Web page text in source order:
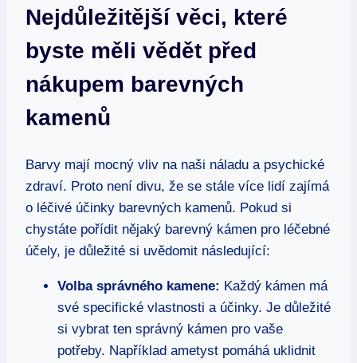
Nejdůležitější věci, které
byste měli vědět před
nákupem barevných
kamenů
Barvy mají mocný vliv na naši náladu a psychické
zdraví. Proto není divu, že se stále více lidí zajímá
o léčivé účinky barevných kamenů. Pokud si
chystáte pořídit nějaký barevný kámen pro léčebné
účely, je důležité si uvědomit následující:
Volba správného kamene: Každý kámen má
své specifické vlastnosti a účinky. Je důležité
si vybrat ten správný kámen pro vaše
potřeby. Například ametyst pomáhá uklidnit